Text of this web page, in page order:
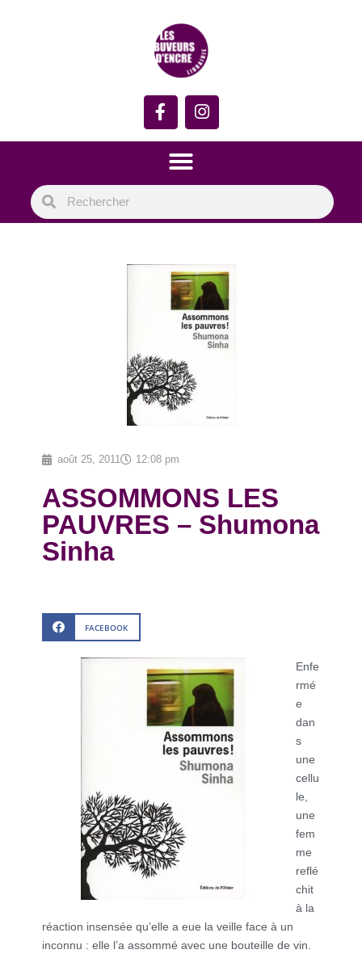
août 25, 2011 12:08 pm
ASSOMMONS LES
PAUVRES – Shumona
Sinha
FACEBOOK
Enfe
rmé
e
dan
s
une
cellu
le,
une
fem
me
reflé
chit
à la
réaction insensée qu’elle a eue la veille face à un
inconnu : elle l’a assommé avec une bouteille de vin.